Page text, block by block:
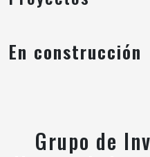
En construcción
Grupo de